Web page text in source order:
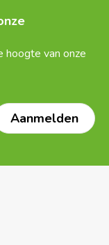
van onze